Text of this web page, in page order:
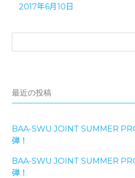
2017年6月10日
最近の投稿
BAA-SWU JOINT SUMMER
弾！
BAA-SWU JOINT SUMMER
弾！